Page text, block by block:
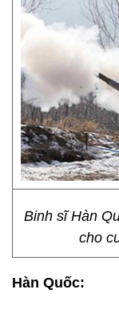
Binh sĩ Hàn
cho
Hàn Quốc: